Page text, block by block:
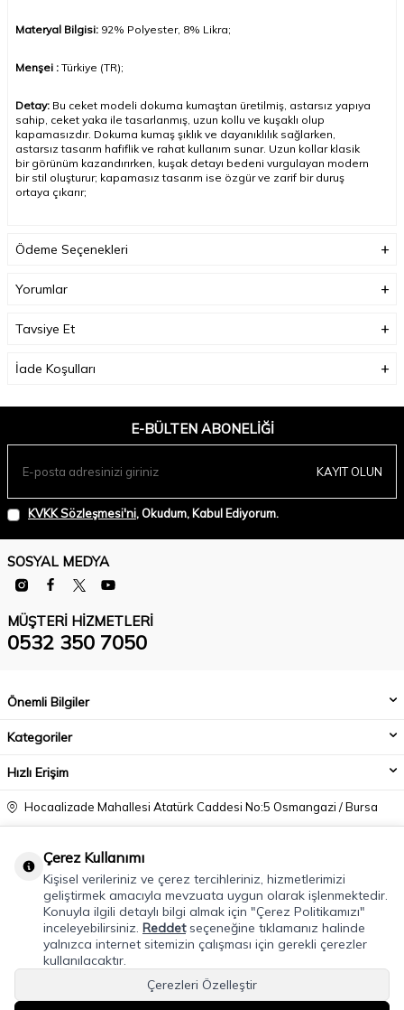
Materyal Bilgisi: 92% Polyester, 8% Likra;
Menşei : Türkiye (TR);
Detay: Bu ceket modeli dokuma kumaştan üretilmiş, astarsız yapıya
sahip, ceket yaka ile tasarlanmış, uzun kollu ve kuşaklı olup
kapamasızdır. Dokuma kumaş şıklık ve dayanıklılık sağlarken,
astarsız tasarım hafiflik ve rahat kullanım sunar. Uzun kollar klasik
bir görünüm kazandırırken, kuşak detayı bedeni vurgulayan modern
bir stil oluşturur; kapamasız tasarım ise özgür ve zarif bir duruş
ortaya çıkarır;
Ödeme Seçenekleri
Yorumlar
Tavsiye Et
İade Koşulları
E-BÜLTEN ABONELIĞI
KAYIT OLUN
KVKK Sözleşmesi'ni, Okudum, Kabul Ediyorum.
SOSYAL MEDYA
MÜŞTERI HIZMETLERI
0532 350 7050
Önemli Bilgiler
Kategoriler
Hızlı Erişim
Hocaalizade Mahallesi Atatürk Caddesi No:5 Osmangazi / Bursa
info@modacadiri.com
Çerez Kullanımı
Kişisel verileriniz ve çerez tercihleriniz, hizmetlerimizi
geliştirmek amacıyla mevzuata uygun olarak işlenmektedir.
Konuyla ilgili detaylı bilgi almak için "Çerez Politikamızı"
inceleyebilirsiniz. Reddetseçeneğine tıklamanız halinde
yalnızca internet sitemizin çalışması için gerekli çerezler
kullanılacaktır.
Çerezleri Özelleştir